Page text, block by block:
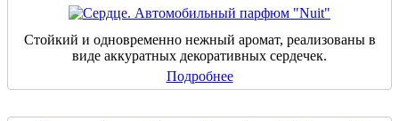
Стойкий и одновременно нежный аромат, реализованы в
виде аккуратных декоративных сердечек.
Подробнее